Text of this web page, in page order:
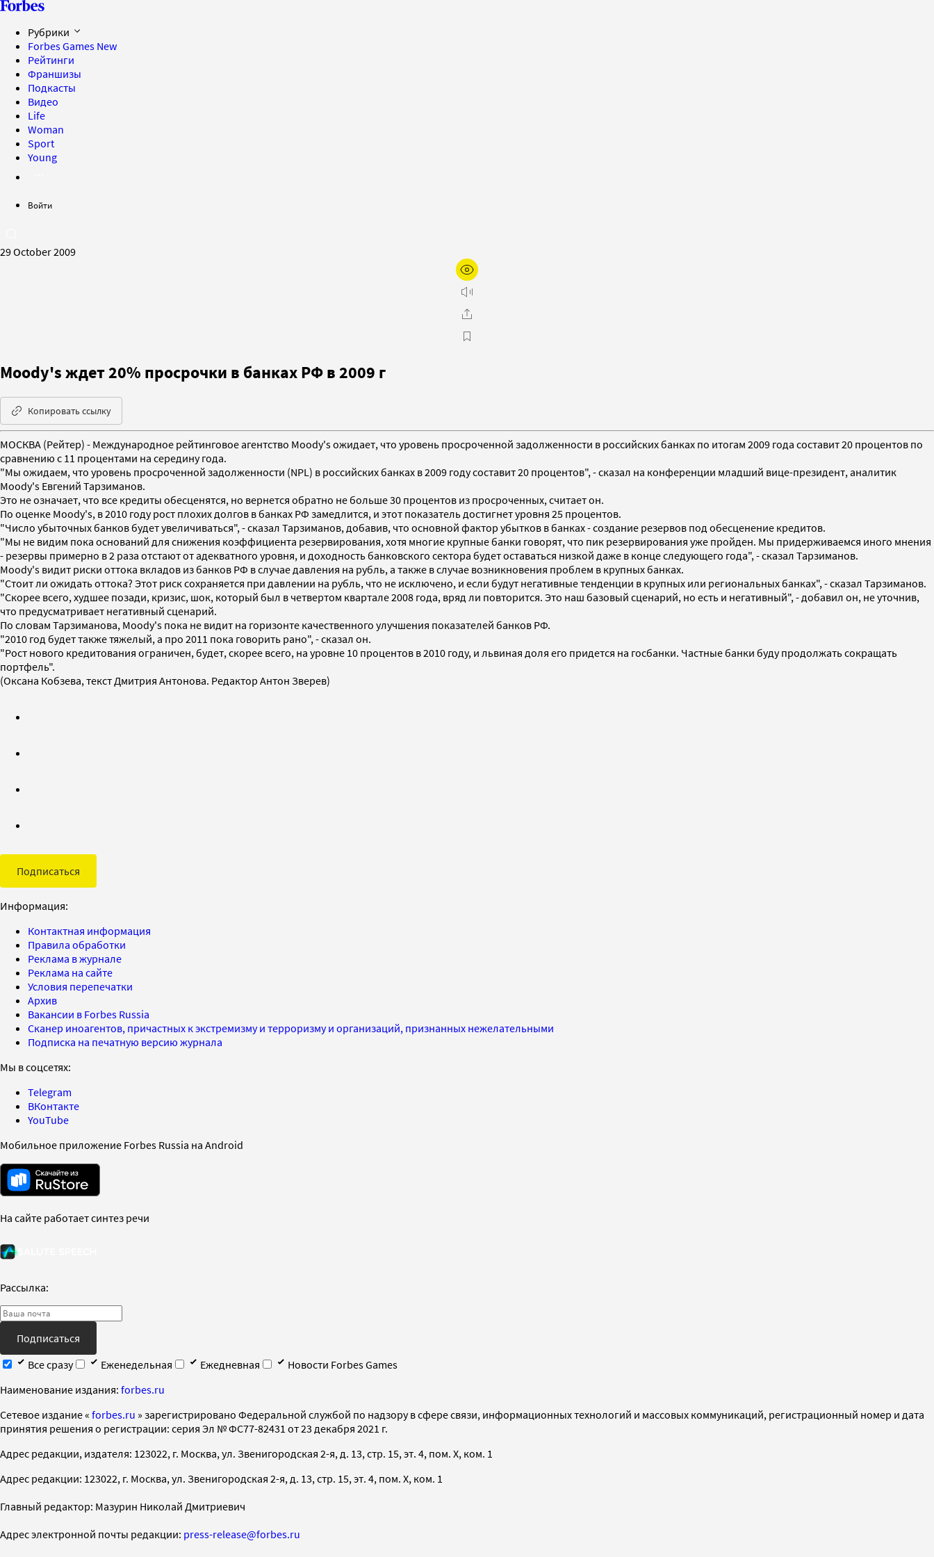
Рубрики
Forbes Games New
Рейтинги
Франшизы
Подкасты
Видео
Life
Woman
Sport
Young
Войти
29 October 2009
Moody's ждет 20% просрочки в банках РФ в 2009 г
Копировать ссылку
МОСКВА (Рейтер) - Международное рейтинговое агентство Moody's ожидает, что уровень просроченной задолженности в российских банках по итогам 2009 года составит 20 процентов по
сравнению с 11 процентами на середину года.
"Мы ожидаем, что уровень просроченной задолженности (NPL) в российских банках в 2009 году составит 20 процентов", - сказал на конференции младший вице-президент, аналитик
Moody's Евгений Тарзиманов.
Это не означает, что все кредиты обесценятся, но вернется обратно не больше 30 процентов из просроченных, считает он.
По оценке Moody's, в 2010 году рост плохих долгов в банках РФ замедлится, и этот показатель достигнет уровня 25 процентов.
"Число убыточных банков будет увеличиваться", - сказал Тарзиманов, добавив, что основной фактор убытков в банках - создание резервов под обесценение кредитов.
"Мы не видим пока оснований для снижения коэффициента резервирования, хотя многие крупные банки говорят, что пик резервирования уже пройден. Мы придерживаемся иного мнения
- резервы примерно в 2 раза отстают от адекватного уровня, и доходность банковского сектора будет оставаться низкой даже в конце следующего года", - сказал Тарзиманов.
Moody's видит риски оттока вкладов из банков РФ в случае давления на рубль, а также в случае возникновения проблем в крупных банках.
"Стоит ли ожидать оттока? Этот риск сохраняется при давлении на рубль, что не исключено, и если будут негативные тенденции в крупных или региональных банках", - сказал Тарзиманов.
"Скорее всего, худшее позади, кризис, шок, который был в четвертом квартале 2008 года, вряд ли повторится. Это наш базовый сценарий, но есть и негативный", - добавил он, не уточнив,
что предусматривает негативный сценарий.
По словам Тарзиманова, Moody's пока не видит на горизонте качественного улучшения показателей банков РФ.
"2010 год будет также тяжелый, а про 2011 пока говорить рано", - сказал он.
"Рост нового кредитования ограничен, будет, скорее всего, на уровне 10 процентов в 2010 году, и львиная доля его придется на госбанки. Частные банки буду продолжать сокращать
портфель".
(Оксана Кобзева, текст Дмитрия Антонова. Редактор Антон Зверев)
Подписаться
Информация:
Контактная информация
Правила обработки
Реклама в журнале
Реклама на сайте
Условия перепечатки
Архив
Вакансии в Forbes Russia
Сканер иноагентов, причастных к экстремизму и терроризму и организаций, признанных нежелательными
Подписка на печатную версию журнала
Мы в соцсетях:
Telegram
ВКонтакте
YouTube
Мобильное приложение Forbes Russia на Android
На сайте работает синтез речи
Рассылка:
Подписаться
Все сразу
Еженедельная Ежедневная
Новости Forbes Games
Наименование издания: forbes.ru
Cетевое издание « forbes.ru » зарегистрировано Федеральной службой по надзору в сфере связи, информационных технологий и массовых коммуникаций, регистрационный номер и дата
принятия решения о регистрации: серия Эл № ФС77-82431 от 23 декабря 2021 г.
Адрес редакции, издателя: 123022, г. Москва, ул. Звенигородская 2-я, д. 13, стр. 15, эт. 4, пом. X, ком. 1
Адрес редакции: 123022, г. Москва, ул. Звенигородская 2-я, д. 13, стр. 15, эт. 4, пом. X, ком. 1
Главный редактор: Мазурин Николай Дмитриевич
Адрес электронной почты редакции: press-release@forbes.ru